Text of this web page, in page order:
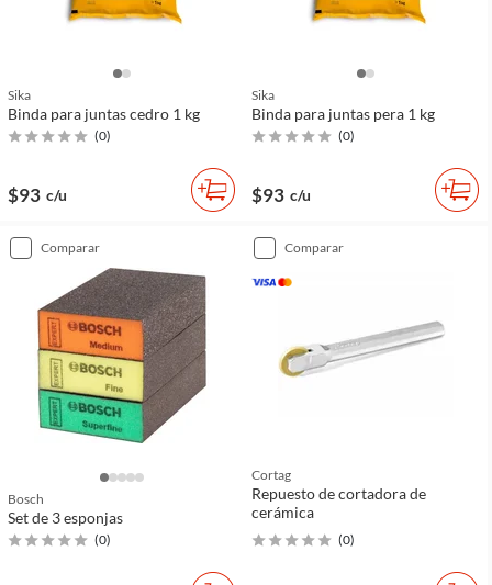
Sika
Binda para juntas cedro 1 kg
(0)
$93 c/u
Sika
Binda para juntas pera 1 kg
(0)
$93 c/u
comparar
Bosch
Set de 3 esponjas
(0)
comparar
Cortag
Repuesto de cortadora de
cerámica
(0)